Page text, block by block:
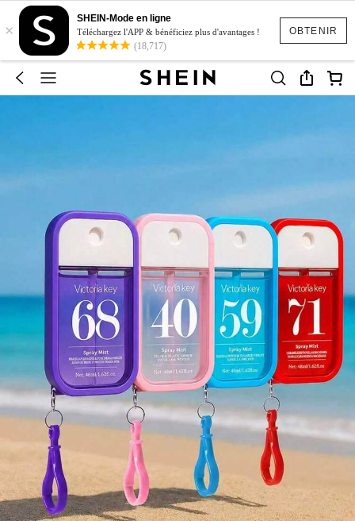
OBTENIR
×
SHEIN-Mode en ligne
Téléchargez l'APP & bénéficiez plus d'avantages !
(18,717)